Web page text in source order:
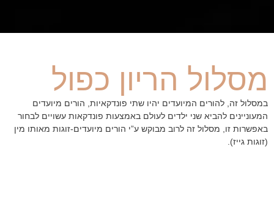
מסלול הריון כפול
במסלול זה, להורים המיועדים יהיו שתי פונדקאיות, הורים מיועדים
המעוניינים להביא שני ילדים לעולם באמצעות פונדקאות עשויים לבחור
באפשרות זו, מסלול זה לרוב מבוקש ע”י הורים מיועדים-זוגות מאותו מין
(זוגות גייז).